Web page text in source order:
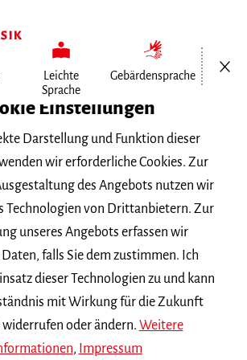
Leichte
Sprache
Gebärdensprache
tritt Gast-Professur…
2022
Dahme tritt Gast-
in Frankfurt an
Einstellungen
Darstellung und Funktion dieser
wir erforderliche Cookies. Zur
des Angebots nutzen wir
Technologien von Drittanbietern. Zur
unseres Angebots erfassen wir
falls Sie dem zustimmen. Ich
dieser Technologien zu und kann
mit Wirkung für die Zukunft
oder ändern. Weitere
, Impressum